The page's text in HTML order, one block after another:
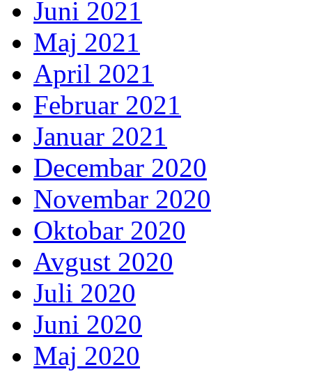
Juni 2021
Maj 2021
April 2021
Februar 2021
Januar 2021
Decembar 2020
Novembar 2020
Oktobar 2020
Avgust 2020
Juli 2020
Juni 2020
Maj 2020